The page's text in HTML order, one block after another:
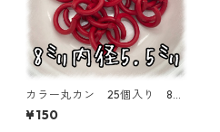
カラー丸カン 25個入り 8
㎜ レッド【MCC-RED】
¥150